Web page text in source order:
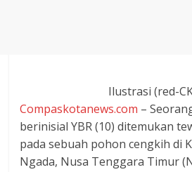
standar
jurnalisme
dalam
setiap
Ilustrasi (red-
Compaskotanews.com –
berinisial YBR (10) ditemukan
pada sebuah pohon cengkih di
Ngada, Nusa Tenggara Timur